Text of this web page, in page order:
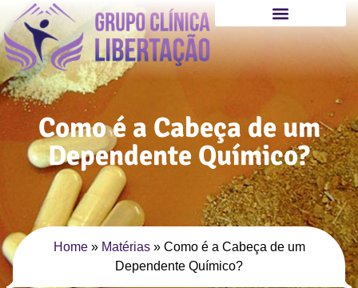
Como é a Cabeça de um
Dependente Químico?
Home» Matérias» Como é a Cabeça de um
Dependente Químico?